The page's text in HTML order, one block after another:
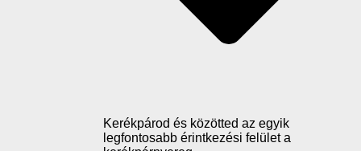
Kerékpárod és közötted az egyik
legfontosabb érintkezési felület a